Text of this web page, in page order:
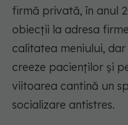
firmă privată, în anul
obiecţii la adresa
calitatea meniului,
creeze pacienţilor şi
viitoarea cantină un
socializare antistres.